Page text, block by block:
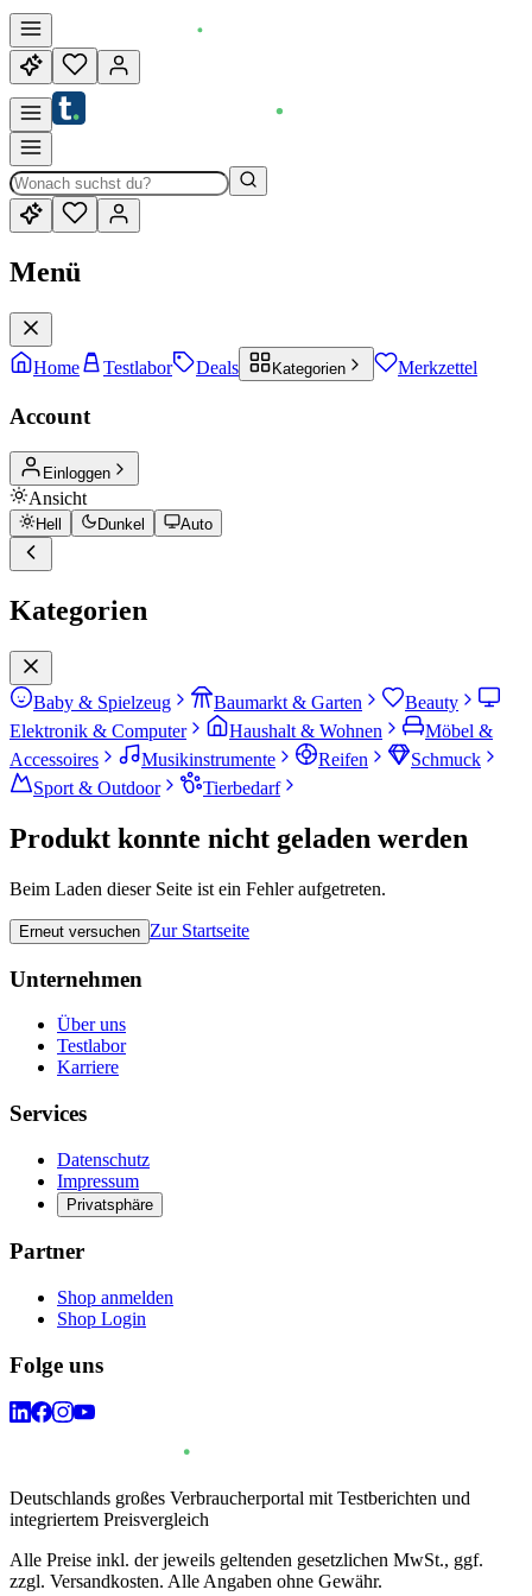
Menü
Home Testlabor Deals Kategorien Merkzettel
Account
Einloggen
Ansicht
Hell Dunkel Auto
Kategorien
Baby & Spielzeug Baumarkt & Garten
Beauty
Elektronik & Computer
Haushalt & Wohnen
Möbel &
Accessoires
Musikinstrumente Reifen
Schmuck
Sport & Outdoor
Tierbedarf
Produkt konnte nicht geladen werden
Beim Laden dieser Seite ist ein Fehler aufgetreten.
Erneut versuchen Zur Startseite
Unternehmen
Über uns
Testlabor
Karriere
Services
Datenschutz
Impressum
Privatsphäre
Partner
Shop anmelden
Shop Login
Folge uns
Deutschlands großes Verbraucherportal mit Testberichten und
integriertem Preisvergleich
Alle Preise inkl. der jeweils geltenden gesetzlichen MwSt., ggf.
zzgl. Versandkosten. Alle Angaben ohne Gewähr.